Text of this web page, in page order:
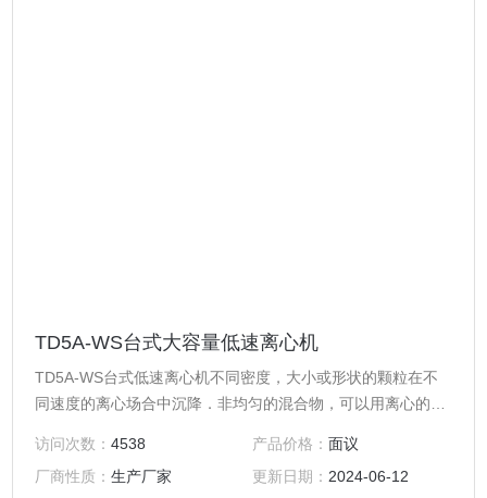
TD5A-WS台式大容量低速离心机
TD5A-WS台式低速离心机不同密度，大小或形状的颗粒在不
同速度的离心场合中沉降．非均匀的混合物，可以用离心的方
质。例如；收集细胞，分离血浆，从这些预纯化的制剂中分离
DNA和蛋白质分子，并可分离出病毒以及大规模大肠杆菌、亚
访问次数：4538 产品价格： 面议
厂商性质：生产厂家 更新日期： 2024-06-12